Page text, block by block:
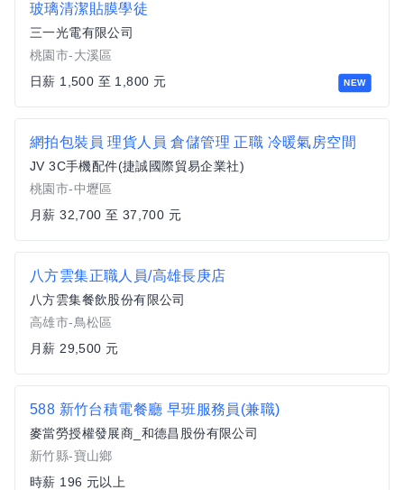
NEW
玻璃清潔貼膜學徒
三一光電有限公司
桃園市-大溪區
日薪 1,500 至 1,800 元
網拍包裝員 理貨人員 倉儲管理 正職 冷暖氣房空間
JV 3C手機配件(捷誠國際貿易企業社)
桃園市-中壢區
月薪 32,700 至 37,700 元
八方雲集正職人員/高雄長庚店
八方雲集餐飲股份有限公司
高雄市-鳥松區
月薪 29,500 元
588 新竹台積電餐廳 早班服務員(兼職)
麥當勞授權發展商_和德昌股份有限公司
新竹縣-寶山鄉
時薪 196 元以上